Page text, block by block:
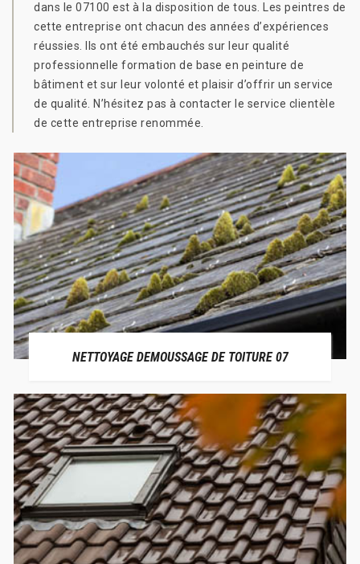
dans le 07100 est à la disposition de tous. Les peintres de
cette entreprise ont chacun des années d’expériences
réussies. Ils ont été embauchés sur leur qualité
professionnelle formation de base en peinture de
bâtiment et sur leur volonté et plaisir d’offrir un service
de qualité. N’hésitez pas à contacter le service clientèle
de cette entreprise renommée.
NETTOYAGE DEMOUSSAGE DE TOITURE 07